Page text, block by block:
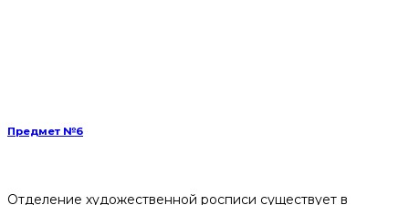
Предмет №6
Отделение художественной росписи существует в